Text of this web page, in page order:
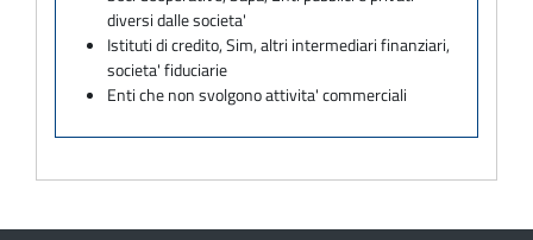
diversi dalle societa'
Istituti di credito, Sim, altri intermediari finanziari,
societa' fiduciarie
Enti che non svolgono attivita' commerciali